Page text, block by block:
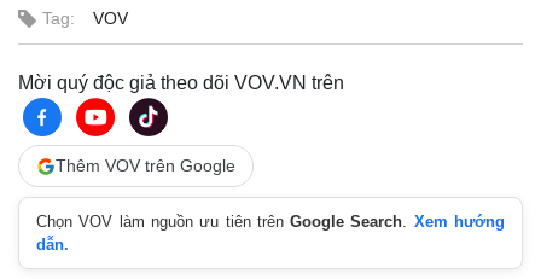
Thế giới
Quan sát
Cuộc sống đó đây
Hồ sơ
Ảnh
Infographic
Tag: VOV
Mời quý độc giả theo dõi VOV.VN trên
Thêm VOV trên Google
Chọn VOV làm nguồn ưu tiên trênGoogle Search. Xem hướng
dẫn.